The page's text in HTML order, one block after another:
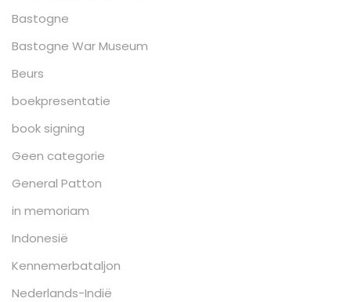
Bastogne
Bastogne War Museum
Beurs
boekpresentatie
book signing
Geen categorie
General Patton
in memoriam
Indonesië
Kennemerbataljon
Nederlands-Indië